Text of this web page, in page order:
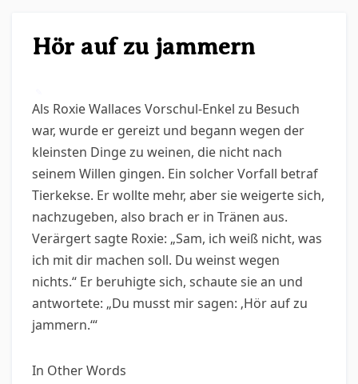
Hör auf zu jammern
Als Roxie Wallaces Vorschul-Enkel zu Besuch
war, wurde er gereizt und begann wegen der
kleinsten Dinge zu weinen, die nicht nach
seinem Willen gingen. Ein solcher Vorfall betraf
Tierkekse. Er wollte mehr, aber sie weigerte sich,
nachzugeben, also brach er in Tränen aus.
Verärgert sagte Roxie: „Sam, ich weiß nicht, was
ich mit dir machen soll. Du weinst wegen
nichts.“ Er beruhigte sich, schaute sie an und
antwortete: „Du musst mir sagen: ‚Hör auf zu
jammern.‘“
In Other Words